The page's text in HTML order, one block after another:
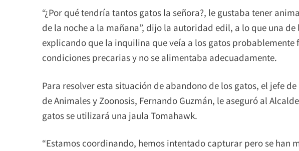
“¿Por qué tendría tantos gatos la señora?, le gustaba tener
de la noche a la mañana”, dijo la autoridad edil, a lo que una de
explicando que la inquilina que veía a los gatos probablemente
condiciones precarias y no se alimentaba adecuadamente.
Para resolver esta situación de abandono de los gatos, el jefe
de Animales y Zoonosis, Fernando Guzmán, le aseguró al
gatos se utilizará una jaula Tomahawk.
“Estamos coordinando, hemos intentado capturar pero se han